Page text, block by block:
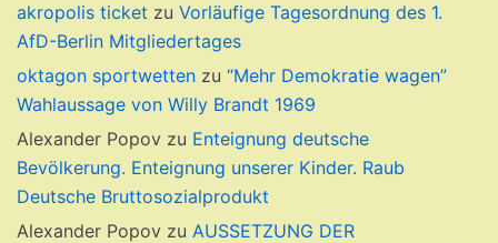
akropolis ticket zu Vorläufige Tagesordnung des 1.
AfD-Berlin Mitgliedertages
oktagon sportwetten zu “Mehr Demokratie wagen”
Wahlaussage von Willy Brandt 1969
Alexander Popov zu Enteignung deutsche
Bevölkerung. Enteignung unserer Kinder. Raub
Deutsche Bruttosozialprodukt
Alexander Popov zu AUSSETZUNG DER